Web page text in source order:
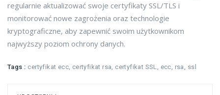
regularnie aktualizować swoje certyfikaty SSL/TLS i
monitorować nowe zagrożenia oraz technologie
kryptograficzne, aby zapewnić swoim użytkownikom
najwyższy poziom ochrony danych.
Tags : certyfikat ecc, certyfikat rsa, certyfikat SSL, ecc, rsa , ssl